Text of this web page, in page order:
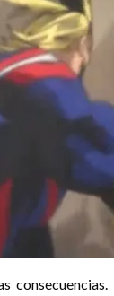
consecuencias.